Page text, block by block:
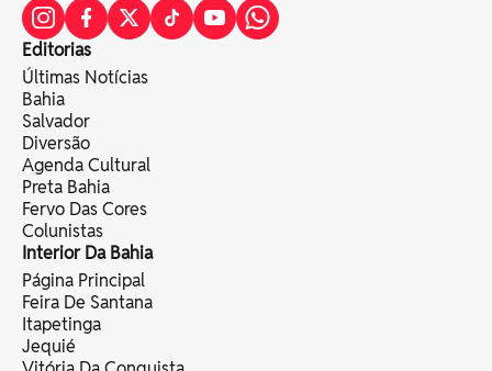
Editorias
Últimas Notícias
Bahia
Salvador
Diversão
Agenda Cultural
Preta Bahia
Fervo Das Cores
Colunistas
Interior Da Bahia
Página Principal
Feira De Santana
Itapetinga
Jequié